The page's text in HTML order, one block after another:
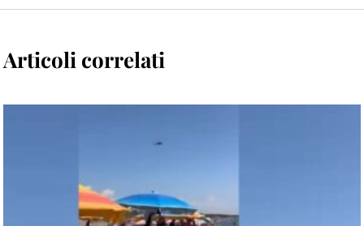
Articoli correlati